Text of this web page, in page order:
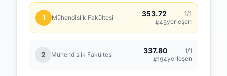
1 Mühendislik Fakültesi 353.72
#45
1/1
yerleşen
2 Mühendislik Fakültesi 337.80
#194
1/1
yerleşen